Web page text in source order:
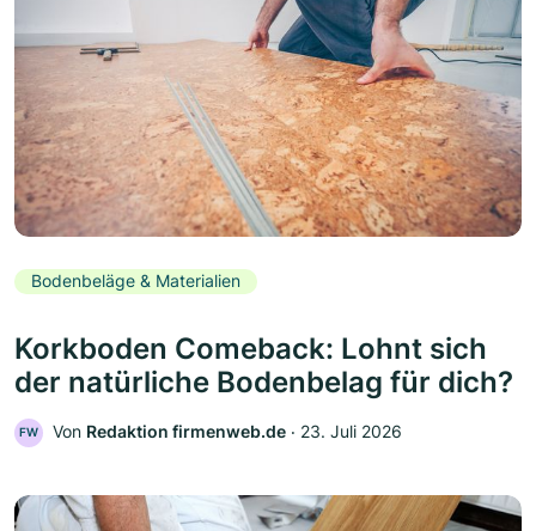
Bodenbeläge & Materialien
Korkboden Comeback: Lohnt sich
der natürliche Bodenbelag für dich?
FW Von Redaktion firmenweb.de ‧ 23. Juli 2026